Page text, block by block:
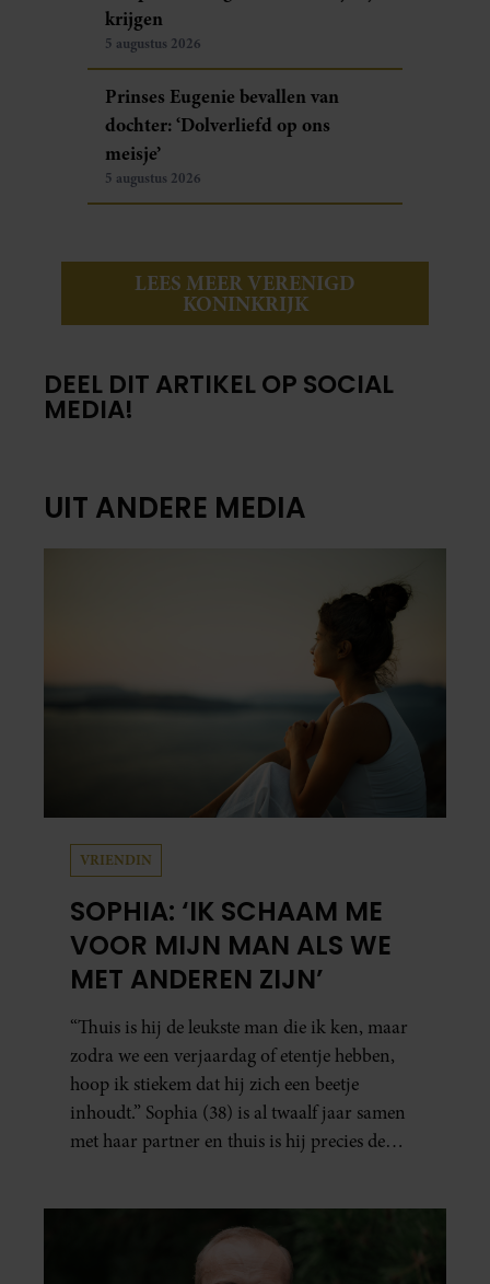
krijgen
5 augustus 2026
Prinses Eugenie bevallen van
dochter: ‘Dolverliefd op ons
meisje’
5 augustus 2026
LEES MEER VERENIGD
KONINKRIJK
DEEL DIT ARTIKEL OP SOCIAL
MEDIA!
UIT ANDERE MEDIA
VRIENDIN
SOPHIA: ‘IK SCHAAM ME
VOOR MIJN MAN ALS WE
MET ANDEREN ZIJN’
“Thuis is hij de leukste man die ik ken, maar
zodra we een verjaardag of etentje hebben,
hoop ik stiekem dat hij zich een beetje
inhoudt.” Sophia (38) is al twaalf jaar samen
met haar partner en thuis is hij precies de
vaker schaamt zodra ze samen onder de